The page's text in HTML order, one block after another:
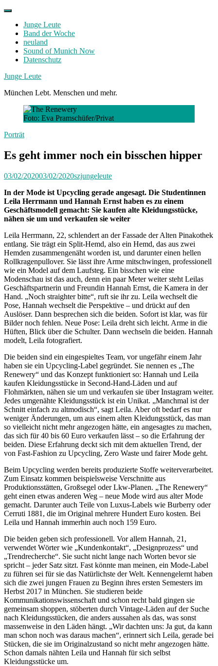
Skip
contentJunge Leute
Band der Woche
neuland
Sound of Munich Now
Datenschutz
Facebook
Twitter
Instagram
Junge Leute
München Lebt. Menschen und mehr.
Foto: Eva Pramschüfer/Privat
Porträt
Es geht immer noch ein bisschen hipper
03/02/202003/02/2020szjungeleute
In der Mode ist Upcycling gerade angesagt. Die Studentinnen
Leila Herrmann und Hannah Ernst haben es zu einem
Geschäftsmodell gemacht: Sie kaufen alte Kleidungsstücke,
nähen sie um und verkaufen sie weiter
Leila Herrmann, 22, schlendert an der Fassade der Alten Pinakothek
entlang. Sie trägt ein Split-Hemd, also ein Hemd, das aus zwei
Hemden zusammengenäht worden ist, und darunter einen hellen
Rollkragenpullover. Sie lässt ihre Arme mitschwingen, professionell
wie ein Model auf dem Laufsteg. Ein bisschen wie eine
Modenschau ist das auch, denn ein paar Meter weiter steht Leilas
Geschäftspartnerin und Freundin Hannah Ernst, die Kamera in der
Hand. „Noch straighter bitte“, ruft sie ihr zu. Leila wechselt die
Pose, Hannah wechselt die Perspektive – und drückt auf den
Auslöser. Dann besprechen sich die beiden. Sofort ist klar, was für
Bilder noch fehlen. Neue Pose: Leila dreht sich leicht. Arme in die
Hüften, Blick über die Schulter. Dann wechseln die beiden. Hannah
modelt, Leila fotografiert.
Die beiden sind ein eingespieltes Team, vor ungefähr einem Jahr
haben sie ein Upcycling-Label gegründet. Sie nennen es „The
Renewery“ und das Konzept funktioniert so: Hannah und Leila
kaufen Kleidungsstücke in Second-Hand-Läden und auf
Flohmärkten, nähen sie um und verkaufen sie über Instagram weiter.
Jedes umgenähte Kleidungsstück ist ein Unikat. „Manchmal ist der
Schnitt einfach zu altmodisch“, sagt Leila. Aber oft bedarf es nur
weniger Änderungen, um aus einem alten Kleidungsstück, das man
so vielleicht nicht mehr angezogen hätte, ein angesagtes zu machen,
das sich für 40 bis 60 Euro verkaufen lässt – so die Erfahrung der
beiden. Diese Erfahrung deckt sich mit dem aktuellen Trend, der
von Fast-Fashion zu Upcycling, Zero Waste und fairer Mode geht.
Beim Upcycling werden bereits produzierte Stoffe weiterverarbeitet.
Zum Einsatz kommen beispielsweise Verschnitte aus
Produktionsstätten, Großsegel oder Lkw-Planen. „The Renewery“
geht einen etwas anderen Weg – neue Mode wird aus alter Mode
gemacht. Darunter auch Teile von Luxus-Labels wie Burberry oder
Cerruti 1881, die im Original mehrere Hundert Euro kosten. Bei
Leila und Hannah immerhin auch noch 159 Euro.
Die beiden geben sich professionell. Vor allem Hannah, 21,
verwendet Wörter wie „Kundenkontakt“, „Designprozess“ und
„Trendrecherche“. Sie sucht nicht lange nach Worten bevor sie
spricht – jeder Satz sitzt. Fast könnte man meinen, ein Mode-Label
zu führen sei für sie das Natürlichste der Welt. Kennengelernt haben
sich die zwei jungen Frauen zu Beginn ihres ersten Semesters im
Herbst 2017 in München. Sie studieren beide
Kommunikationswissenschaft und schon recht bald gingen sie
gemeinsam shoppen, stöberten durch Vintage-Läden auf der Suche
nach Kleidungsstücken, die anders aussahen als das, was sonst
massenweise in den Läden hängt. „Wir dachten uns: Ja gut, da kann
man schon noch was daraus machen“, erinnert sich Leila, gerade bei
Stücken, die sie im Originalzustand so nicht mehr angezogen hätte.
Schon damals nähten Leila und Hannah für sich selbst
Kleidungsstücke um.